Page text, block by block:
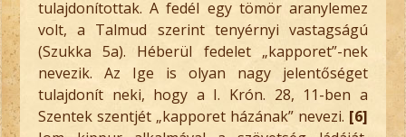
tulajdonítottak. A fedél egy tömör aranylemez
volt, a Talmud szerint tenyérnyi vastagságú
(Szukka 5a). Héberül fedelet „kapporet”-nek
nevezik. Az Ige is olyan nagy jelentőséget
tulajdonít neki, hogy a I. Krón. 28, 11-ben a
Szentek szentjét „kapporet házának” nevezi. [6]